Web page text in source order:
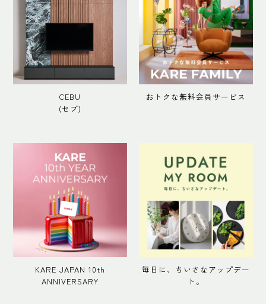
CEBU
(セブ)
おトクな無料会員サービス
KARE JAPAN 10th
ANNIVERSARY
毎日に、ちいさなアップデー
ト。